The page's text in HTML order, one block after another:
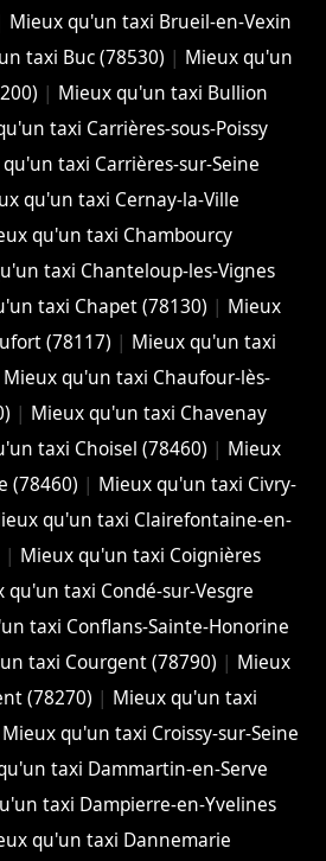
Mieux qu'un taxi Brueil-en-Vexin
taxi Buc (78530) | Mieux qu'un
| Mieux qu'un taxi Bullion
taxi Carrières-sous-Poissy
taxi Carrières-sur-Seine
qu'un taxi Cernay-la-Ville
qu'un taxi Chambourcy
taxi Chanteloup-les-Vignes
taxi Chapet (78130) | Mieux
(78117) | Mieux qu'un taxi
Mieux qu'un taxi Chaufour-lès-
| Mieux qu'un taxi Chavenay
taxi Choisel (78460) | Mieux
(78460) | Mieux qu'un taxi Civry-
qu'un taxi Clairefontaine-en-
| Mieux qu'un taxi Coignières
qu'un taxi Condé-sur-Vesgre
taxi Conflans-Sainte-Honorine
taxi Courgent (78790) | Mieux
(78270) | Mieux qu'un taxi
Mieux qu'un taxi Croissy-sur-Seine
taxi Dammartin-en-Serve
taxi Dampierre-en-Yvelines
qu'un taxi Dannemarie